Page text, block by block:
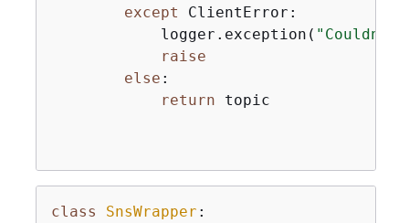
except ClientError:
            logger.exception(
"Couldn't
raise
else :
return topic
class SnsWrapper :